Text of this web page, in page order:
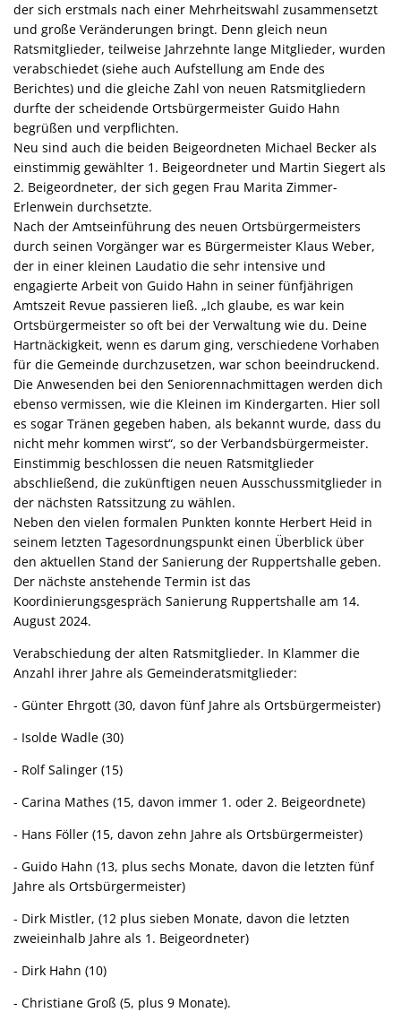
der sich erstmals nach einer Mehrheitswahl zusammensetzt
und große Veränderungen bringt. Denn gleich neun
Ratsmitglieder, teilweise Jahrzehnte lange Mitglieder, wurden
verabschiedet (siehe auch Aufstellung am Ende des
Berichtes) und die gleiche Zahl von neuen Ratsmitgliedern
durfte der scheidende Ortsbürgermeister Guido Hahn
begrüßen und verpflichten.
Neu sind auch die beiden Beigeordneten Michael Becker als
einstimmig gewählter 1. Beigeordneter und Martin Siegert als
2. Beigeordneter, der sich gegen Frau Marita Zimmer-
Erlenwein durchsetzte.
Nach der Amtseinführung des neuen Ortsbürgermeisters
durch seinen Vorgänger war es Bürgermeister Klaus Weber,
der in einer kleinen Laudatio die sehr intensive und
engagierte Arbeit von Guido Hahn in seiner fünfjährigen
Amtszeit Revue passieren ließ. „Ich glaube, es war kein
Ortsbürgermeister so oft bei der Verwaltung wie du. Deine
Hartnäckigkeit, wenn es darum ging, verschiedene Vorhaben
für die Gemeinde durchzusetzen, war schon beeindruckend.
Die Anwesenden bei den Seniorennachmittagen werden dich
ebenso vermissen, wie die Kleinen im Kindergarten. Hier soll
es sogar Tränen gegeben haben, als bekannt wurde, dass du
nicht mehr kommen wirst“, so der Verbandsbürgermeister.
Einstimmig beschlossen die neuen Ratsmitglieder
abschließend, die zukünftigen neuen Ausschussmitglieder in
der nächsten Ratssitzung zu wählen.
Neben den vielen formalen Punkten konnte Herbert Heid in
seinem letzten Tagesordnungspunkt einen Überblick über
den aktuellen Stand der Sanierung der Ruppertshalle geben.
Der nächste anstehende Termin ist das
Koordinierungsgespräch Sanierung Ruppertshalle am 14.
August 2024.
Verabschiedung der alten Ratsmitglieder. In Klammer die
Anzahl ihrer Jahre als Gemeinderatsmitglieder:
- Günter Ehrgott (30, davon fünf Jahre als Ortsbürgermeister)
- Isolde Wadle (30)
- Rolf Salinger (15)
- Carina Mathes (15, davon immer 1. oder 2. Beigeordnete)
- Hans Föller (15, davon zehn Jahre als Ortsbürgermeister)
- Guido Hahn (13, plus sechs Monate, davon die letzten fünf
Jahre als Ortsbürgermeister)
- Dirk Mistler, (12 plus sieben Monate, davon die letzten
zweieinhalb Jahre als 1. Beigeordneter)
- Dirk Hahn (10)
- Christiane Groß (5, plus 9 Monate).